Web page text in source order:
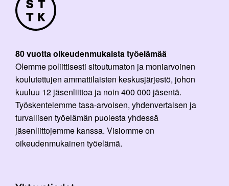
80 vuotta oikeudenmukaista työelämää
Olemme poliittisesti sitoutumaton ja moniarvoinen
koulutettujen ammattilaisten keskusjärjestö, johon
kuuluu 12 jäsenliittoa ja noin 400 000 jäsentä.
Työskentelemme tasa-arvoisen, yhdenvertaisen ja
turvallisen työelämän puolesta yhdessä
jäsenliittojemme kanssa. Visiomme on
oikeudenmukainen työelämä.